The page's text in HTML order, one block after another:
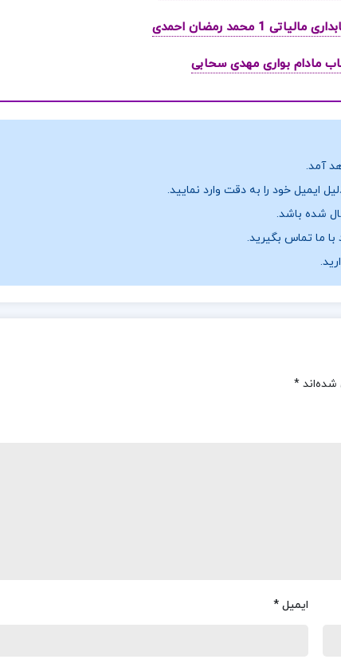
آمد.
ایمیل خود را به دقت وارد نمایید.
ما تماس بگیرید.
شده‌اند*
ایمیل *